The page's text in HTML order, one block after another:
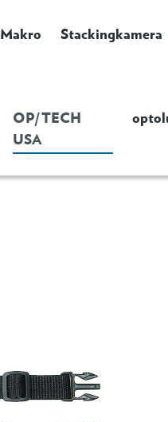
Makro Stackingkamera
OP/TECH
USA